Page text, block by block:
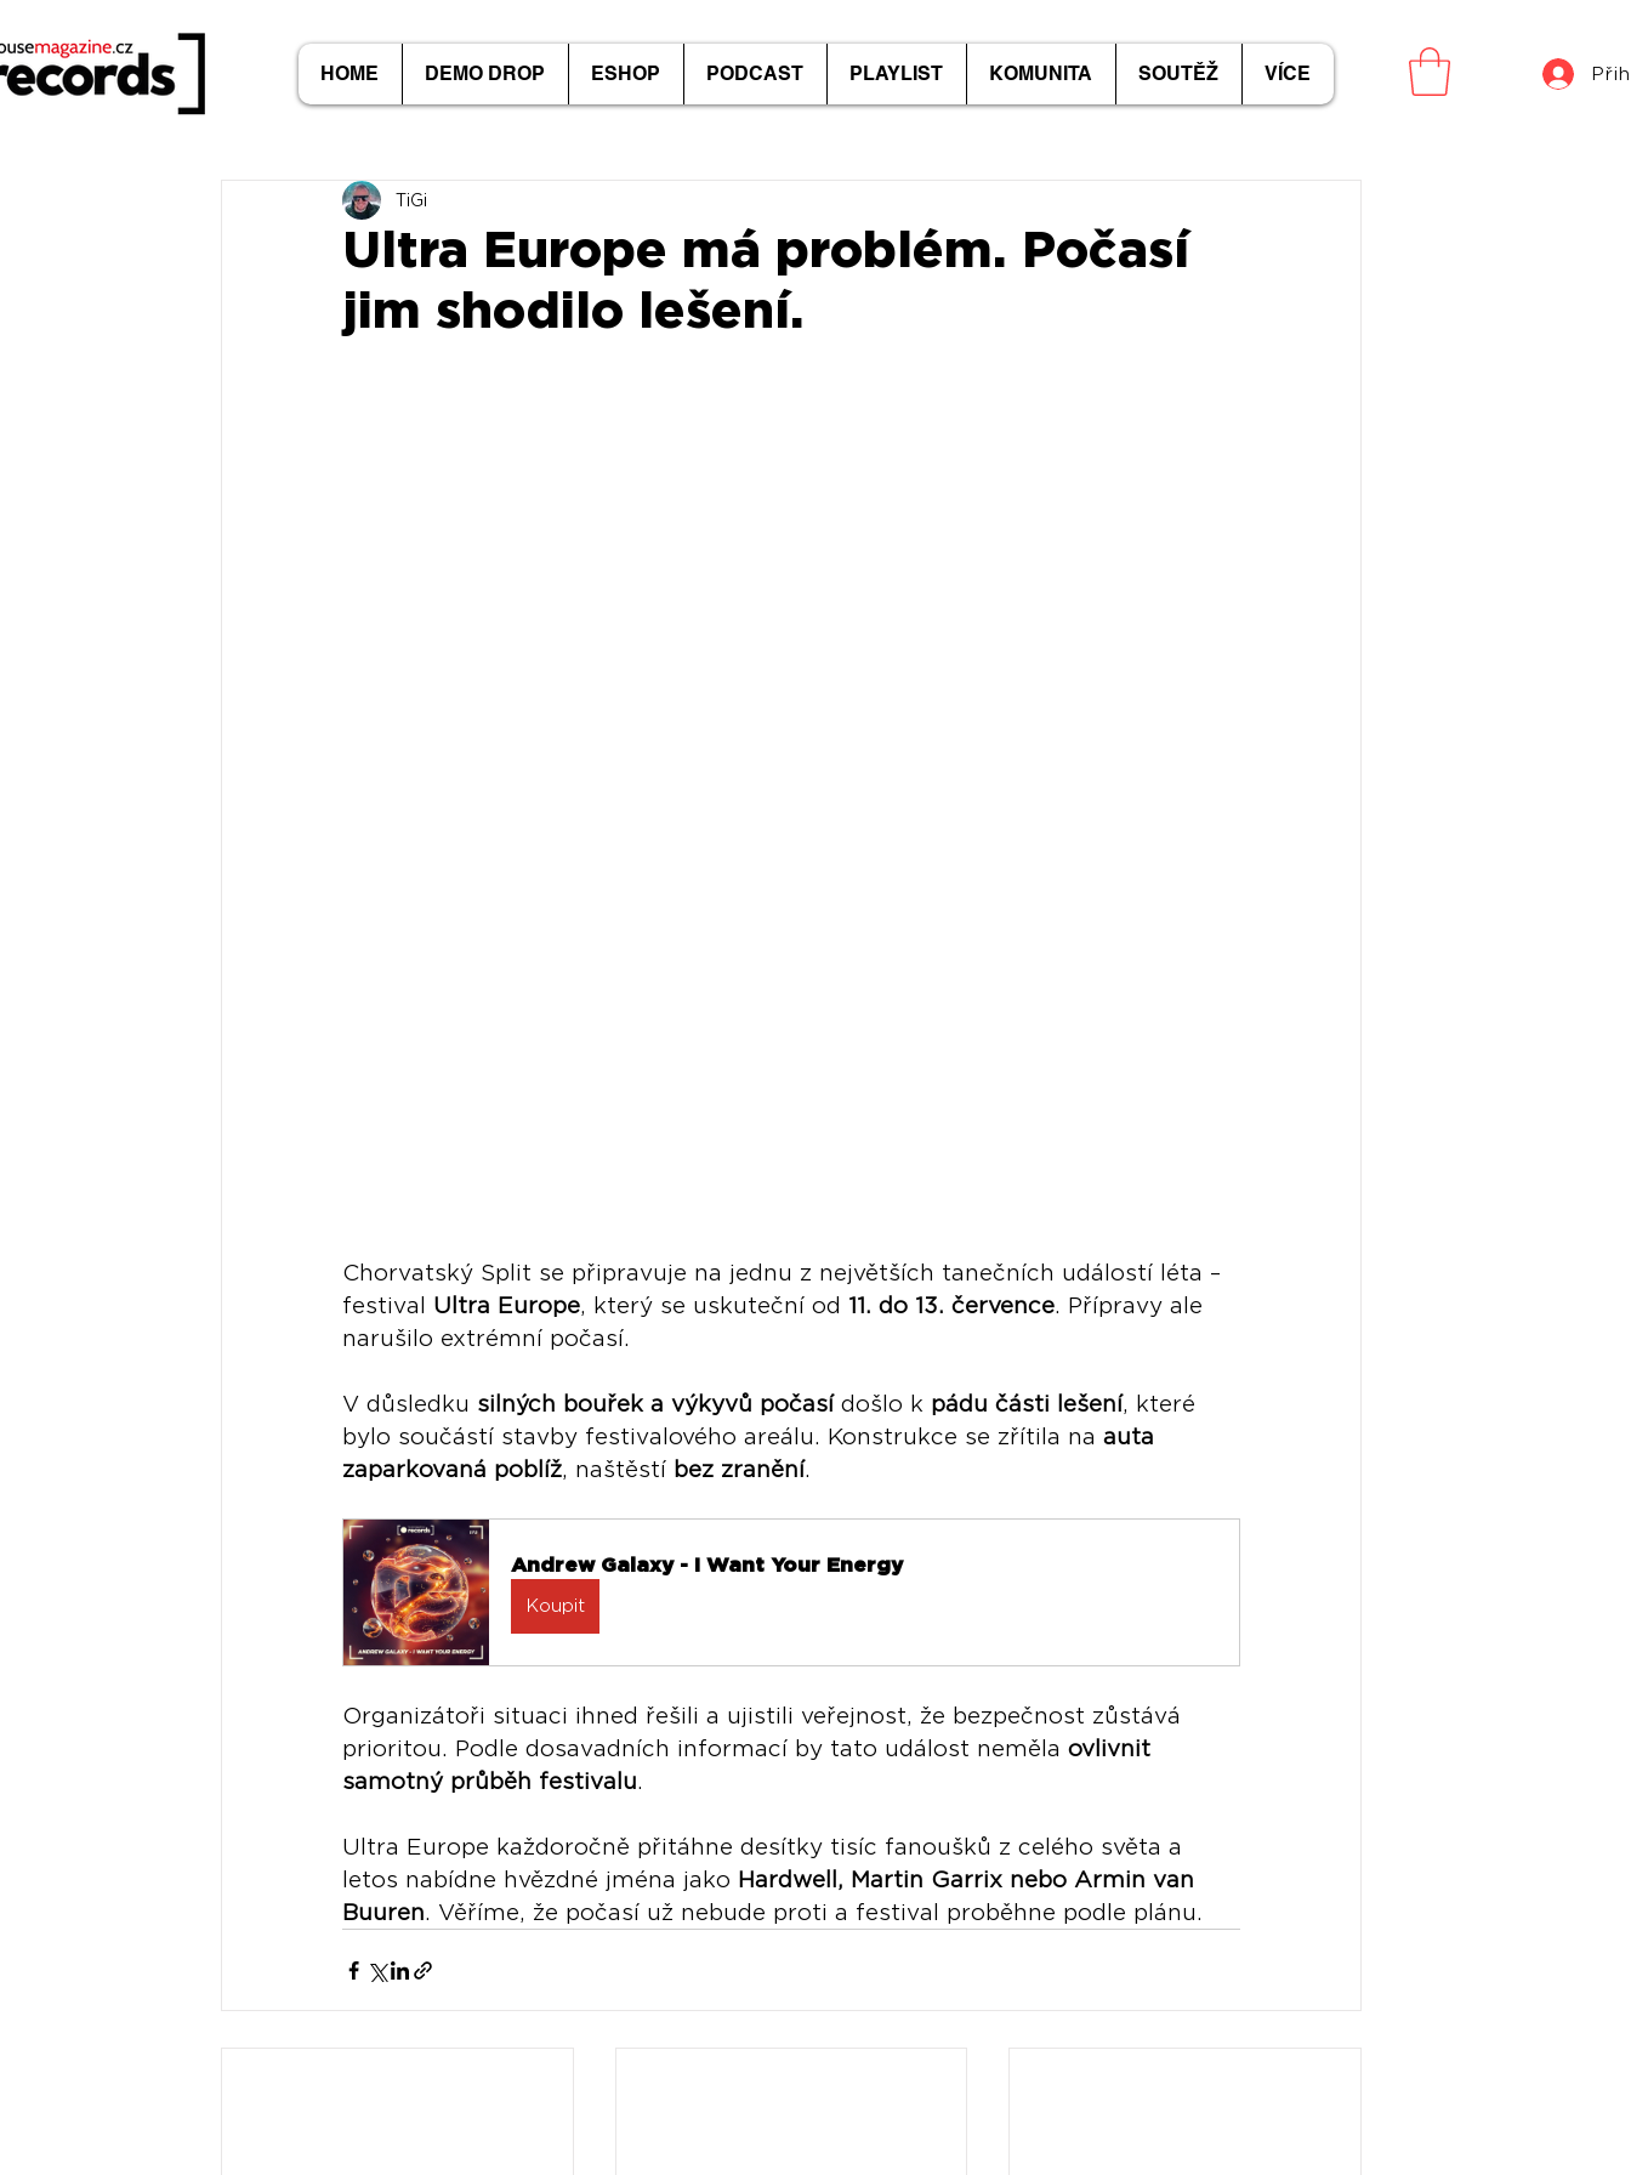
HOME DEMO DROP ESHOP PODCAST PLAYLIST KOMUNITA SOUTĚŽ VÍCE
Ultra Europe má problém. Počasí
jim shodilo lešení.
TiGi
Chorvatský Split se připravuje na jednu z největších tanečních událostí léta –
festival Ultra Europe, který se uskuteční od 11. do 13. července. Přípravy ale
narušilo extrémní počasí.
V důsledku silných bouřek a výkyvů počasí došlo k pádu části lešení, které
bylo součástí stavby festivalového areálu. Konstrukce se zřítila na auta
zaparkovaná poblíž, naštěstí bez zranění.
Andrew Galaxy - I Want Your Energy
Koupit
Organizátoři situaci ihned řešili a ujistili veřejnost, že bezpečnost zůstává
prioritou. Podle dosavadních informací by tato událost neměla ovlivnit
samotný průběh festivalu.
Ultra Europe každoročně přitáhne desítky tisíc fanoušků z celého světa a
letos nabídne hvězdné jména jako Hardwell, Martin Garrix nebo Armin van
Buuren. Věříme, že počasí už nebude proti a festival proběhne podle plánu.